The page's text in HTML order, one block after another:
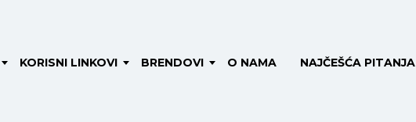
KORISNI LINKOVI BRENDOVI O NAMA NAJČEŠĆA PITANJA